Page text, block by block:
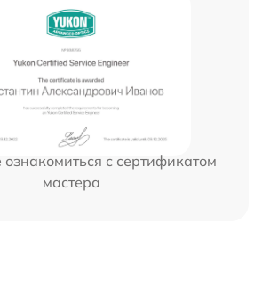
с сертификатом
мастера